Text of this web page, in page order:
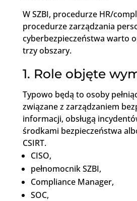
W SZBI, procedurze HR/
procedurze zarządzania
cyberbezpieczeństwa warto
trzy obszary.
1. Role objęte
Typowo będą to osoby
związane z zarządzaniem
informacji, obsługą
środkami bezpieczeństwa
CSIRT.
CISO,
pełnomocnik SZBI,
Compliance Manager,
SOC,